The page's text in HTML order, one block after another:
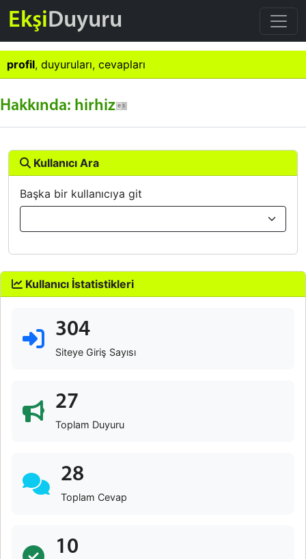
EkşiDuyuru
profil, duyuruları, cevapları
Hakkında: hirhiz
Kullanıcı Ara
Başka bir kullanıcıya git
Kullanıcı İstatistikleri
304
Siteye Giriş Sayısı
27
Toplam Duyuru
28
Toplam Cevap
10